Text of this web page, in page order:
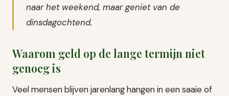
naar het weekend, maar geniet van de
dinsdagochtend.
Waarom geld op de lange termijn niet
genoeg is
Veel mensen blijven jarenlang hangen in een saaie of